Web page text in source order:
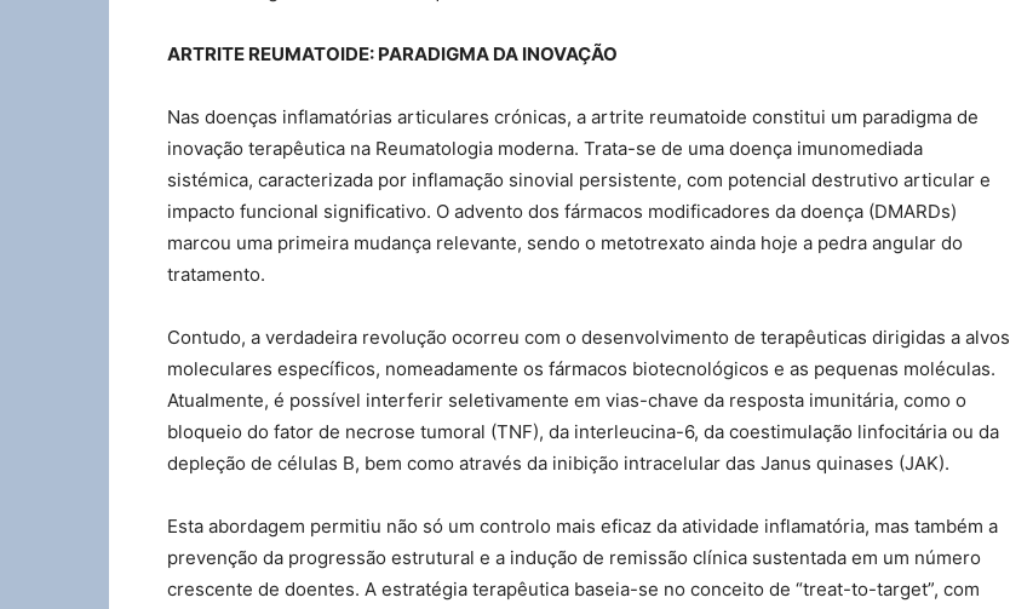
ARTRITE REUMATOIDE: PARADIGMA DA INOVAÇÃO
Nas doenças inflamatórias articulares crónicas, a artrite reumatoide constitui um paradigma de
inovação terapêutica na Reumatologia moderna. Trata-se de uma doença imunomediada
sistémica, caracterizada por inflamação sinovial persistente, com potencial destrutivo articular e
impacto funcional significativo. O advento dos fármacos modificadores da doença (DMARDs)
marcou uma primeira mudança relevante, sendo o metotrexato ainda hoje a pedra angular do
tratamento.
Contudo, a verdadeira revolução ocorreu com o desenvolvimento de terapêuticas dirigidas a alvos
moleculares específicos, nomeadamente os fármacos biotecnológicos e as pequenas moléculas.
Atualmente, é possível interferir seletivamente em vias-chave da resposta imunitária, como o
bloqueio do fator de necrose tumoral (TNF), da interleucina-6, da coestimulação linfocitária ou da
depleção de células B, bem como através da inibição intracelular das Janus quinases (JAK).
Esta abordagem permitiu não só um controlo mais eficaz da atividade inflamatória, mas também a
prevenção da progressão estrutural e a indução de remissão clínica sustentada em um número
crescente de doentes. A estratégia terapêutica baseia-se no conceito de “treat-to-target”, com